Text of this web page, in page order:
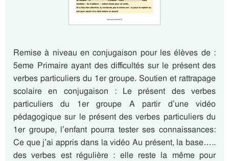
Remise à niveau en conjugaison pour les élèves de :
5eme Primaire ayant des difficultés sur le présent des
verbes particuliers du 1er groupe. Soutien et rattrapage
scolaire en conjugaison : Le présent des verbes
particuliers du 1er groupe A partir d’une vidéo
pédagogique sur le présent des verbes particuliers du
1er groupe, l’enfant pourra tester ses connaissances:
Ce que j’ai appris dans la vidéo Au présent, la base…..
des verbes est régulière : elle reste la même pour